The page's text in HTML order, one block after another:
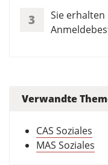
3
Sie
Verwandte
CAS Soziales
MAS Soziales